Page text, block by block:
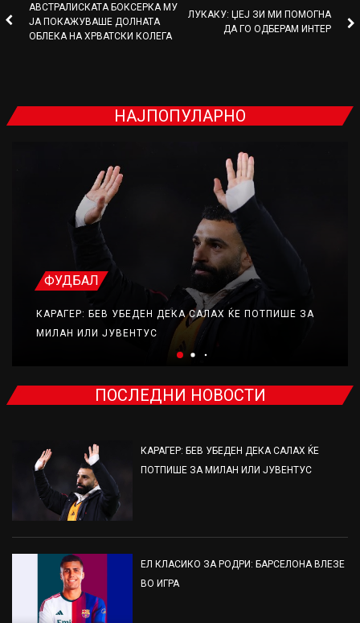
АВСТРАЛИСКАТА БОКСЕРКА МУ
ЈА ПОКАЖУВАШЕ ДОЛНАТА
ОБЛЕКА НА ХРВАТСКИ КОЛЕГА
ЛУКАКУ: ЏЕЈ ЗИ МИ ПОМОГНА
ДА ГО ОДБЕРАМ ИНТЕР
НАЈПОПУЛАРНО
ФУДБАЛ
КАРАГЕР: БЕВ УБЕДЕН ДЕКА САЛАХ ЌЕ ПОТПИШЕ ЗА
МИЛАН ИЛИ ЈУВЕНТУС
ПОСЛЕДНИ НОВОСТИ
КАРАГЕР: БЕВ УБЕДЕН ДЕКА САЛАХ ЌЕ
ПОТПИШЕ ЗА МИЛАН ИЛИ ЈУВЕНТУС
ЕЛ КЛАСИКО ЗА РОДРИ: БАРСЕЛОНА ВЛЕЗЕ
ВО ИГРА